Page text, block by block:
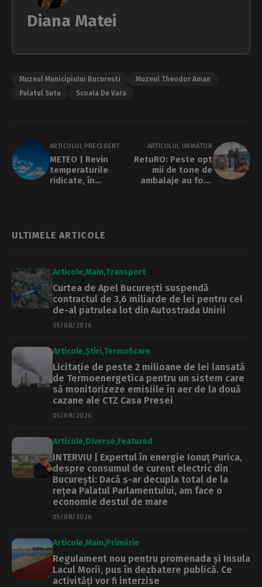
Diana Matei
Muzeul Municipiului Bucuresti
Muzeul Theodor Aman
Palatul Sutu
Scoala De Vara
ARTICOLUL PRECEDENT
METEO | Revin
temperaturile
ridicate, în
ARTICOLUL URMĂTOR
RetuRO: Peste opt
mii de tone de
ambalaje au fost
ULTIMELE ARTICOLE
Articole Main Transport
Curtea de Apel București suspendă
contractul de 3,6 miliarde de lei pentru cel
de-al patrulea lot din Autostrada Unirii
05/08/2026
Articole Știri Termoficare
Licitație de peste 2 milioane de lei lansată
de Termoenergetica pentru un sistem care
să monitorizeze emisiile în aer de la două
cazane ale CTZ Casa Presei
05/08/2026
Articole Diverse Featured
INTERVIU | Expertul în energie Ionuț Purica,
despre consumul de curent electric din
București: Dacă s-ar decupla total de la
rețea Palatul Parlamentului, am face o
economie destul de mare
05/08/2026
Articole Main Primărie
Regulament nou pentru promenada și Insula
Lacul Morii, pus în dezbatere publică. Ce
activități vor fi interzise